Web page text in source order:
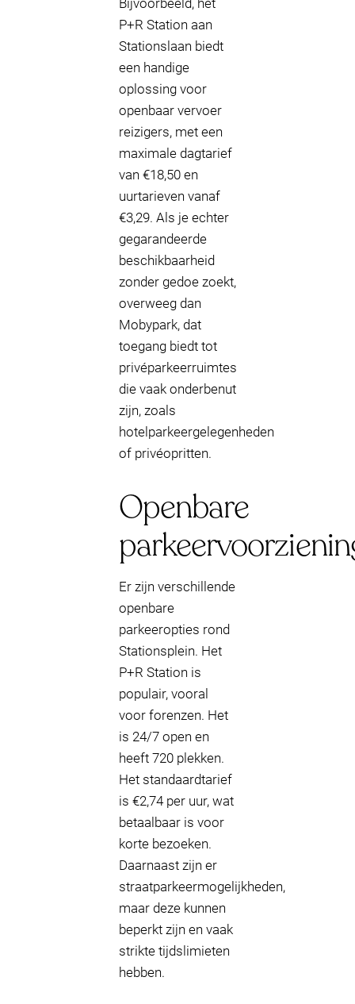
Bijvoorbeeld, het
P+R Station aan
Stationslaan biedt
een handige
oplossing voor
openbaar vervoer
reizigers, met een
maximale dagtarief
van €18,50 en
uurtarieven vanaf
€3,29. Als je echter
gegarandeerde
beschikbaarheid
zonder gedoe zoekt,
overweeg dan
Mobypark, dat
toegang biedt tot
privéparkeerruimtes
die vaak onderbenut
zijn, zoals
hotelparkeergelegenheden
of privéopritten.
Openbare
Er zijn verschillende
openbare
parkeeropties rond
Stationsplein. Het
P+R Station is
populair, vooral
voor forenzen. Het
is 24/7 open en
heeft 720 plekken.
Het standaardtarief
is €2,74 per uur, wat
betaalbaar is voor
korte bezoeken.
Daarnaast zijn er
straatparkeermogelijkheden,
maar deze kunnen
beperkt zijn en vaak
strikte tijdslimieten
hebben.